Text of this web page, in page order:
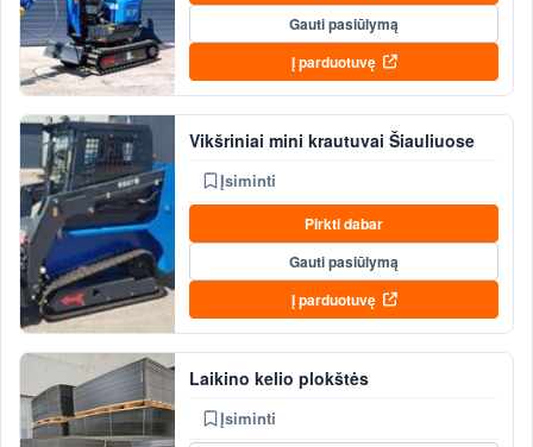
Gauti pasiūlymą
Į parduotuvę
Vikšriniai mini krautuvai Šiauliuose
Įsiminti
Pirkti dabar
Gauti pasiūlymą
Į parduotuvę
Laikino kelio plokštės
Įsiminti